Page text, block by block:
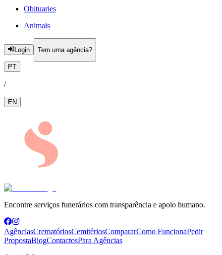
Obituaries
Animais
Login Tem uma agência?
PT
/
EN
Encontre serviços funerários com transparência e apoio humano.
AgênciasCrematóriosCemitériosCompararComo FuncionaPedir
PropostaBlogContactosPara Agências